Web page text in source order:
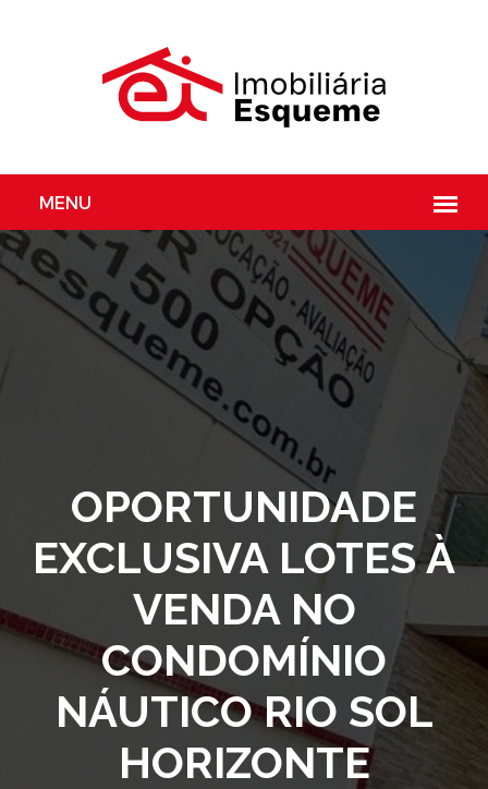
OPORTUNIDADE
EXCLUSIVA LOTES À
VENDA NO
CONDOMÍNIO
NÁUTICO RIO SOL
HORIZONTE